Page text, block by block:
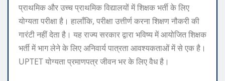
प्राथमिक और उच्च प्राथमिक विद्यालयों में शिक्षक भर्ती के लिए
योग्यता परीक्षा है। हालाँकि, परीक्षा उत्तीर्ण करना शिक्षण नौकरी की
गारंटी नहीं देता है। यह राज्य सरकार द्वारा भविष्य में आयोजित शिक्षक
भर्ती में भाग लेने के लिए अनिवार्य पात्रता आवश्यकताओं में से एक है।
UPTET योग्यता प्रमाणपत्र जीवन भर के लिए वैध है।